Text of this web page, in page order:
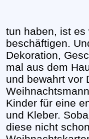
tun haben, ist
beschäftigen.
Dekoration,
mal aus dem
und bewahrt vor
Kinder für eine
und Kleber.
diese nicht